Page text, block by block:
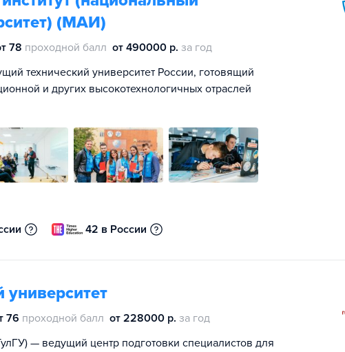
(МАИ)
78 проходной балл от 490000 р. за год
технический университет России, готовящий
и других высокотехнологичных отраслей
42 в России
университет
76 проходной балл от 228000 р. за год
— ведущий центр подготовки специалистов для